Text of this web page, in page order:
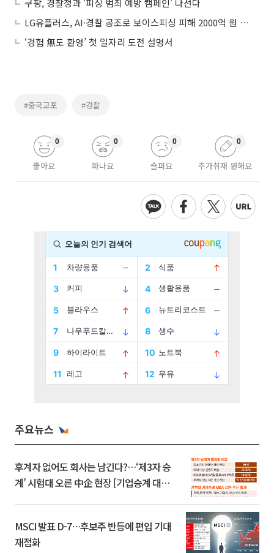
LG유플러스, AI·경찰 공조로 보이스피싱 피해 2000억 원 막아
‘경험 無도 환영’ 첫 일자리 도전 설명서
#중국교포 #경찰
좋아요
0
화나요
0
슬퍼요
0
추가취재 원해요
0
주요뉴스
후계자 없어도 회사는 남긴다?…‘제3자 승
계’ 시험대 오른 中企 현장 [기업승계 대전
MSCI 발표 D-7…후보주 반등에 편입 기대
재점화